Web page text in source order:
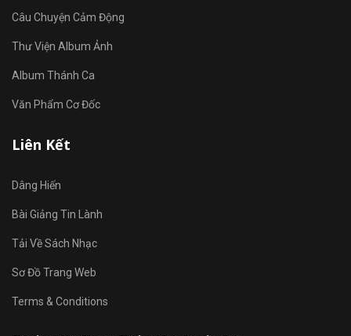
Câu Chuyện Cảm Động
Thư Viện Album Ảnh
Album Thánh Ca
Văn Phẩm Cơ Đốc
Liên Kết
Dâng Hiến
Bài Giảng Tin Lành
Tải Về Sách Nhạc
Sơ Đồ Trang Web
Terms & Conditions